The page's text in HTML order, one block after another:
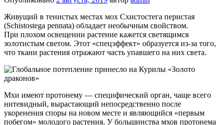
Живущий в тенистых местах мох Схистостега перистая
(Schistostega pennata) обладает необычным свойством.
При плохом освещении растение кажется светящимся
золотистым светом. Этот «спецэффект» образуется из-за того,
что ткани растения отражают часть упавшего на них света.
Мхи имеют протонему — специфический орган, чаще всего
нитевидный, вырастающий непосредственно после
укоренения споры на новом месте и являющийся «первым
побегом» молодого растения. У большинства мхов протонема